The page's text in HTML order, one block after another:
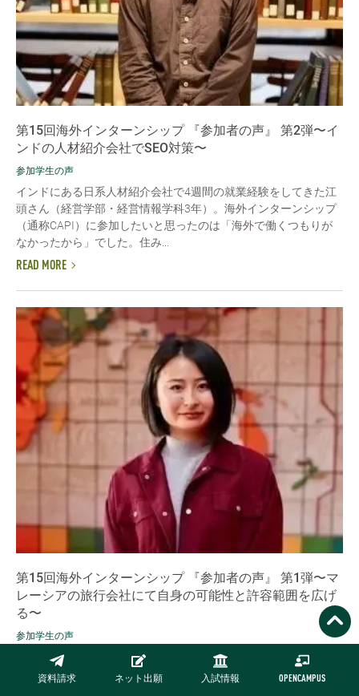
資料請求 ネット出願 入試情報 OPENCAMPUS
第15回海外インターンシップ 『参加者の声』 第2弾〜イ
ンドの人材紹介会社でSEO対策〜
参加学生の声
インドにある日系人材紹介会社で4週間の就業経験をしてきた江
頭さん（経営学部・経営情報学科3年）。海外インターンシップ
（通称CAPI）に参加したいと思ったのは「海外で働くつもりが
なかったから」でした。住み...
READ MORE
第15回海外インターンシップ 『参加者の声』 第1弾〜マ
レーシアの旅行会社にて自身の可能性と許容範囲を広げ
る〜
参加学生の声
海外インターンシップ（通称CAPI）は2度目の吉川さん（国際学
部・英語学科4年）。参加を決めたのは4年生の夏。就職活動真っ